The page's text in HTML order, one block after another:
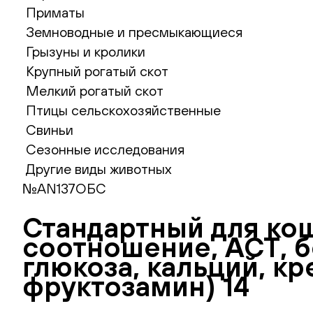
Приматы
Земноводные и пресмыкающиеся
Грызуны и кролики
Крупный рогатый скот
Мелкий рогатый скот
Птицы сельскохозяйственные
Свиньи
Сезонные исследования
Другие виды животных
№AN137ОБС
Стандартный для
соотношение, АСТ,
глюкоза, кальций,
фруктозамин) 14